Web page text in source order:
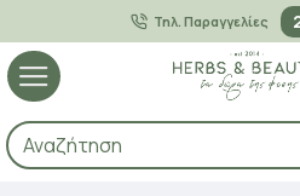
Τηλ. Παραγγελίες